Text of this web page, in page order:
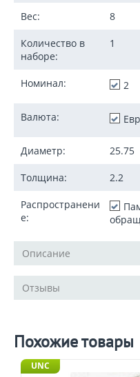
Вес: 8
Количество в
наборе:
1
Номинал: 2
Валюта:
Диаметр: 25.75
Толщина: 2.2
Распространени
е:
Описание
Отзывы
Похожие товары
UNC